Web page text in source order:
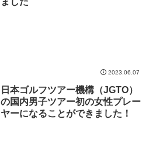
2023.06.07
日本ゴルフツアー機構（JGTO）
の国内男子ツアー初の女性プレー
ヤーになることができました！